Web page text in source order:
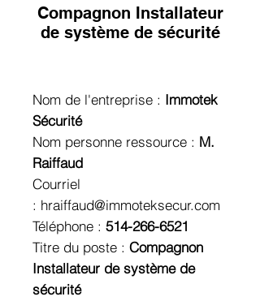
Compagnon Installateur
de système de sécurité
Nom de l'entreprise : Immotek
Sécurité
Nom personne ressource : M.
Raiffaud
Courriel
: hraiffaud@immoteksecur.com
Téléphone : 514-266-6521
Titre du poste : Compagnon
Installateur de système de
sécurité